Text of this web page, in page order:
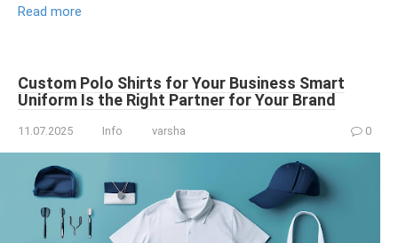
Read more
Custom Polo Shirts for Your Business Smart
Uniform Is the Right Partner for Your Brand
11.07.2025 Info varsha 0